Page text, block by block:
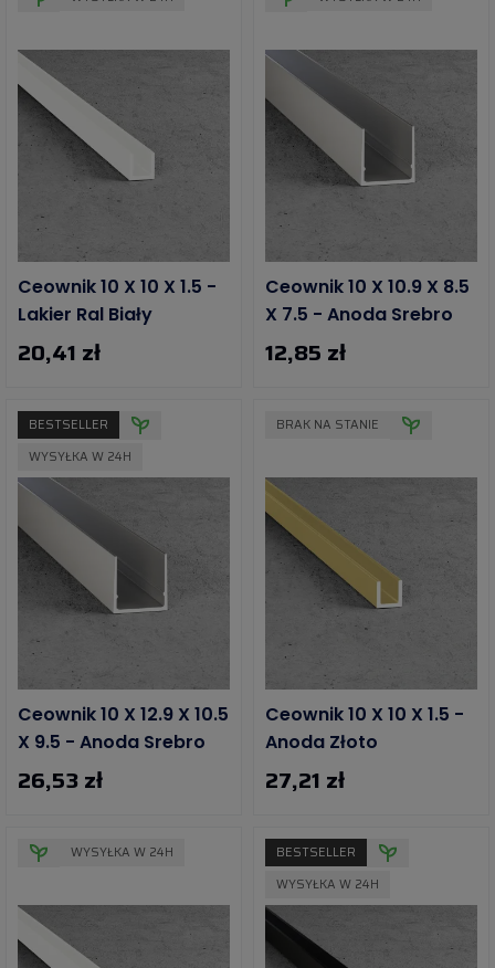
Ceownik 10 X 10 X 1.5 -
Lakier Ral Biały
20,41 zł
Ceownik 10 X 10.9 X 8.5
X 7.5 - Anoda Srebro
12,85 zł
Ceownik 10 X 12.9 X 10.5
X 9.5 - Anoda Srebro
26,53 zł
BESTSELLER
WYSYŁKA W 24H
Ceownik 10 X 10 X 1.5 -
Anoda Złoto
27,21 zł
BRAK NA STANIE
WYSYŁKA W 24H
BESTSELLER
WYSYŁKA W 24H